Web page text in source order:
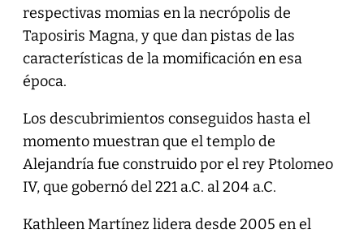
respectivas momias en la necrópolis de
Taposiris Magna, y que dan pistas de las
características de la momificación en esa
época.
Los descubrimientos conseguidos hasta el
momento muestran que el templo de
Alejandría fue construido por el rey Ptolomeo
IV, que gobernó del 221 a.C. al 204 a.C.
Kathleen Martínez lidera desde 2005 en el